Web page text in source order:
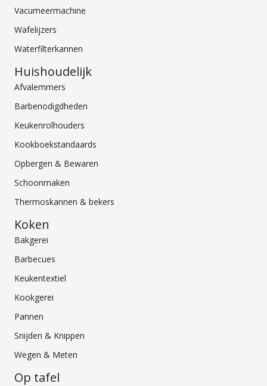
Vacumeermachine
Wafelijzers
Waterfilterkannen
Huishoudelijk
Afvalemmers
Barbenodigdheden
Keukenrolhouders
Kookboekstandaards
Opbergen & Bewaren
Schoonmaken
Thermoskannen & bekers
Koken
Bakgerei
Barbecues
Keukentextiel
Kookgerei
Pannen
Snijden & Knippen
Wegen & Meten
Op tafel